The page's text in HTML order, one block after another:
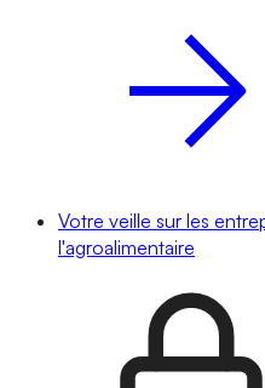
Votre veille sur les
l'agroalimentaire